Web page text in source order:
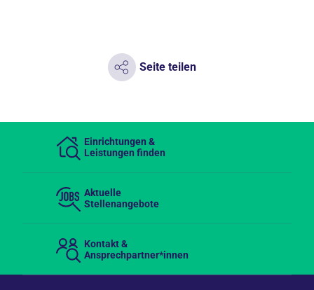
Seite teilen
Einrichtungen &
Leistungen finden
Aktuelle
Stellenangebote
Kontakt &
Ansprechpartner*innen